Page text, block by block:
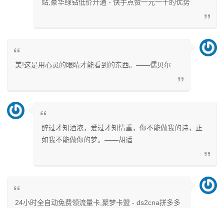
站,豪华绿钻低价开通 - 快手点赞一元一千的优势
美!这是用心灵的眼睛才能看到的东西。——儒贝尔
醉过才知酒浓，爱过才知情重，你不能做我的诗，正
如我不能做你的梦。——胡适
24小时全自动免费领流量卡,聚梦卡盟 - ds2cna拼多多